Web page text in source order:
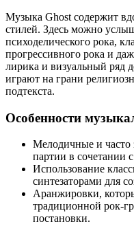
Музыка Ghost содержит
стилей. Здесь можно
психоделического рока,
прогрессивного рока и
лирика и визуальный
играют на грани
подтекста.
Особенности
Мелодичные и
партии в сочетании
Использование
синтезаторами для
Аранжировки,
традиционной рок-
постановки.